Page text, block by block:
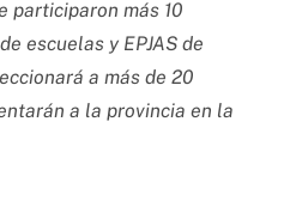
participaron más 10
escuelas y EPJAS de
a más de 20
a la provincia en la